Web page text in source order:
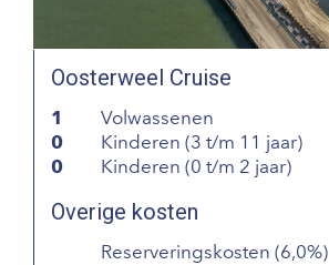
Oosterweel Cruise
1 Volwassenen
0
Kinderen (3 t/m 11 jaar)
0
Kinderen (0 t/m 2 jaar)
Overige kosten
Reserveringskosten (6,0%)